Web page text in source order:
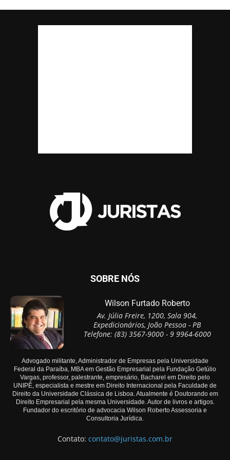
SOBRE NÓS
Wilson Furtado Roberto
Av. Júlia Freire, 1200, Sala 904,
Expedicionários, João Pessoa - PB
Telefone: (83) 3567-9000 - 9 9964-6000
Advogado militante, Administrador de Empresas pela Universidade
Federal da Paraíba, MBA em Gestão Empresarial pela Fundação Getúlio
Vargas, professor, palestrante, empresário, Bacharel em Direito pelo
UNIPÊ, especialista e mestre em Direito Internacional pela Faculdade de
Direito da Universidade Clássica de Lisboa. Atualmente é Doutorando em
Direito Empresarial pela mesma Universidade. Autor de livros e artigos.
Fundador do escritório de advocacia Wilson Roberto Assessoria e
Consultoria Jurídica.
Contato: contato@juristas.com.br